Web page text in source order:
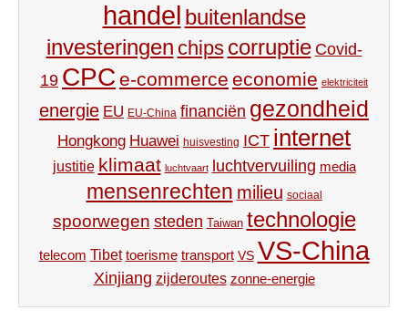
handel buitenlandse
investeringen chips corruptie Covid-
19 CPC e-commerce economie elektriciteit
energie EU EU-China financiën gezondheid
Hongkong Huawei huisvesting ICT internet
justitie klimaat luchtvaart luchtvervuiling media
mensenrechten milieu sociaal
spoorwegen steden Taiwan technologie
telecom Tibet toerisme transport VS VS-China
Xinjiang zijderoutes zonne-energie